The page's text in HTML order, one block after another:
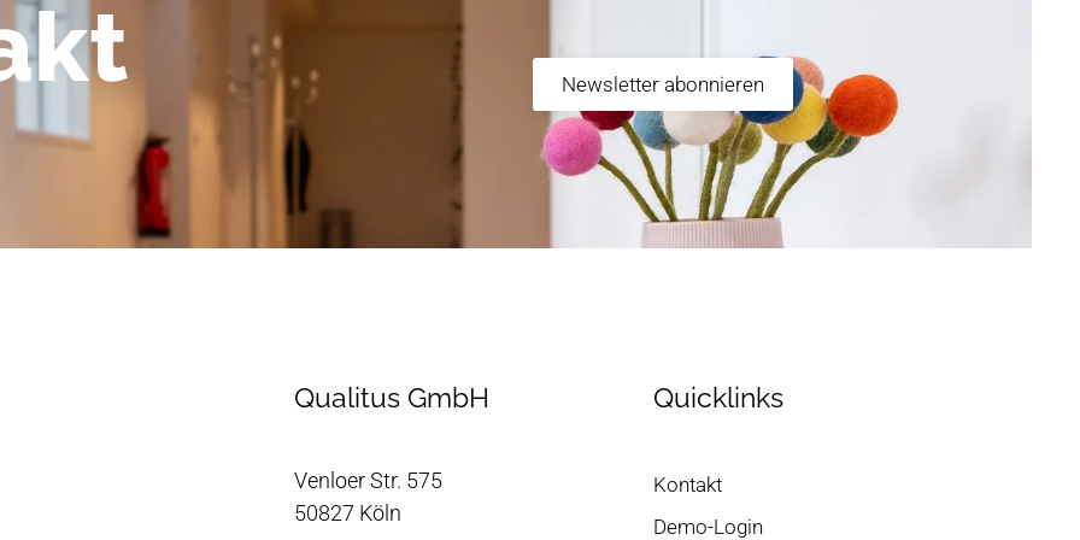
Newsletter abonnieren
Qualitus GmbH
Venloer Str. 575
50827 Köln
Quicklinks
Kontakt
Demo-Login